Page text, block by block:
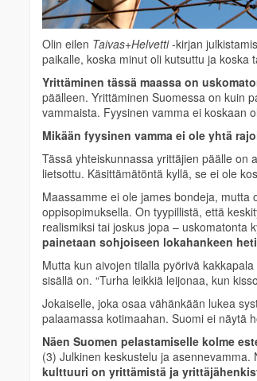
Olin eilen Taivas+Helvetti-kirjan
paikalle, koska minut oli kutsuttu ja koska
Yrittäminen tässä maassa on
päälleen. Yrittäminen Suomessa on kuin
vammaista. Fyysinen vamma ei koskaan
Mikään fyysinen vamma ei ole yhtä
Tässä yhteiskunnassa yrittäjien päälle on
lietsottu. Käsittämätöntä kyllä, se ei ole
Maassamme ei ole james bondeja,
oppisopimuksella. On tyypillistä, että
realismiksi tai joskus jopa – uskomatonta
painetaan sohjoiseen lokahankeen
Mutta kun aivojen tilalla pyörivä
sisällä on. “Turha leikkiä leijonaa, kun
Jokaiselle, joka osaa vähänkään lukea
palaamassa kotimaahan. Suomi ei näytä
Näen Suomen pelastamiselle kolme
(3) Julkinen keskustelu ja
kulttuuri on yrittämistä ja